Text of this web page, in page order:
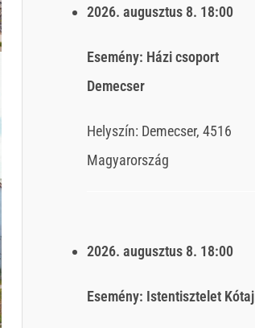
2026. augusztus 8. 18:00
Esemény: Házi csoport
Demecser
Helyszín: Demecser, 4516
Magyarország
2026. augusztus 8. 18:00
Esemény: Istentisztelet Kótaj